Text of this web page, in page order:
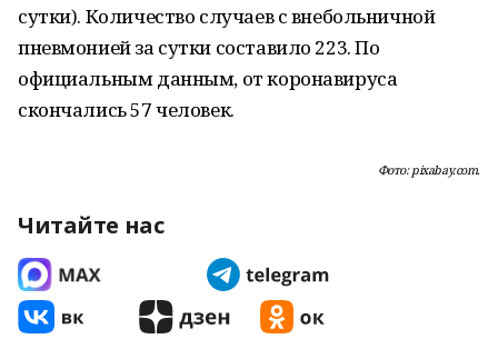
сутки). Количество случаев с внебольничной
пневмонией за сутки составило 223. По
официальным данным, от коронавируса
скончались 57 человек.
Фото: pixabay.com.
Читайте нас